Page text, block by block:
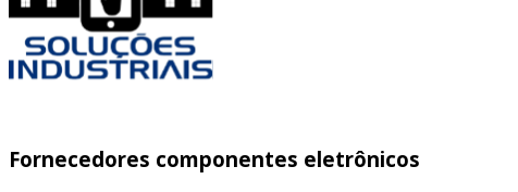
Fornecedores componentes eletrônicos